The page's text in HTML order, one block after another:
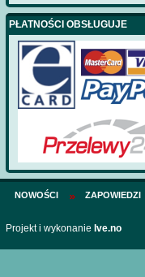
PŁATNOŚCI OBSŁUGUJE
NOWOŚCI ZAPOWIEDZI
Projekt i wykonanie Ive.no